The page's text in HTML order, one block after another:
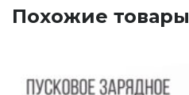
Похожие товары